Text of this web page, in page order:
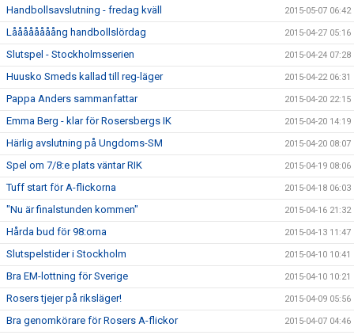
Handbollsavslutning - fredag kväll 2015-05-07 06:42
Låååååååång handbollslördag 2015-04-27 05:16
Slutspel - Stockholmsserien 2015-04-24 07:28
Huusko Smeds kallad till reg-läger 2015-04-22 06:31
Pappa Anders sammanfattar 2015-04-20 22:15
Emma Berg - klar för Rosersbergs IK 2015-04-20 14:19
Härlig avslutning på Ungdoms-SM 2015-04-20 08:07
Spel om 7/8:e plats väntar RIK 2015-04-19 08:06
Tuff start för A-flickorna 2015-04-18 06:03
"Nu är finalstunden kommen" 2015-04-16 21:32
Hårda bud för 98:orna 2015-04-13 11:47
Slutspelstider i Stockholm 2015-04-10 10:41
Bra EM-lottning för Sverige 2015-04-10 10:21
Rosers tjejer på riksläger! 2015-04-09 05:56
Bra genomkörare för Rosers A-flickor 2015-04-07 04:46